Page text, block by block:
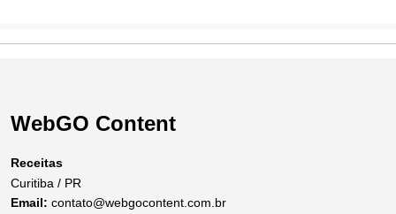
WebGO Content
Receitas
Curitiba / PR
Email: contato@webgocontent.com.br